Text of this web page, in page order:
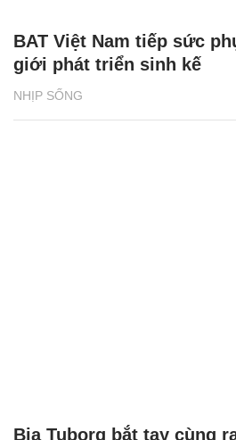
NHỊP SỐNG
BAT Việt Nam tiếp sức
giới phát triển sinh kế
Bia Tuborg bắt tay cùng